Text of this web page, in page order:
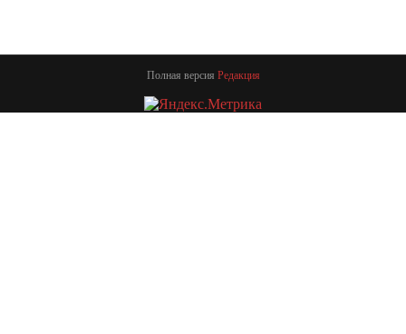
Полная версия Редакция